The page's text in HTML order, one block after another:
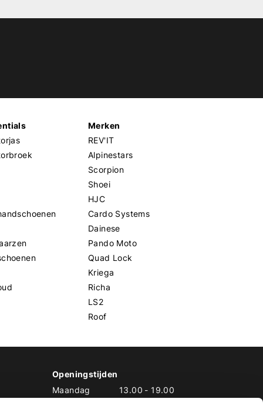
Merken
REV'IT
Alpinestars
Scorpion
Shoei
HJC
Cardo Systems
Dainese
Pando Moto
Quad Lock
Kriega
Richa
LS2
Roof
Openingstijden
Maandag
13.00 - 19.00